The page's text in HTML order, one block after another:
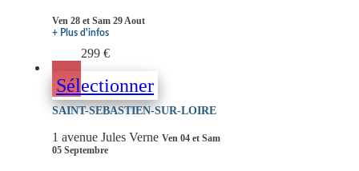
Ven 28 et Sam 29 Aout
+ Plus d'infos
299 €
Sélectionner
SAINT-SEBASTIEN-SUR-LOIRE
1 avenue Jules Verne Ven 04 et Sam
05 Septembre